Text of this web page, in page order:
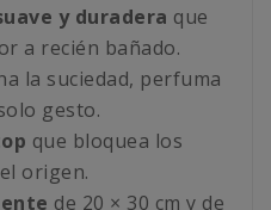
y duradera que
a recién bañado.
la suciedad, perfuma
gesto.
que bloquea los
origen.
de 20 × 30 cm y de